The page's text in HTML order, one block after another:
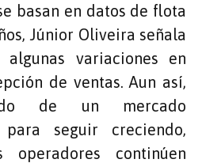
basan en datos de flota
Júnior Oliveira señala
variaciones en
de ventas. Aun así,
de un mercado
seguir creciendo,
continúen